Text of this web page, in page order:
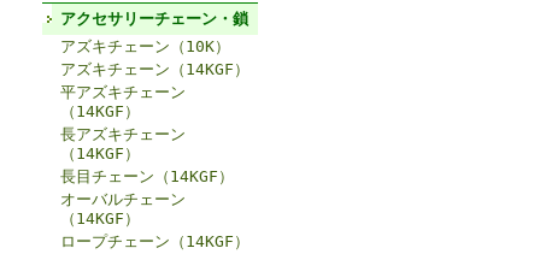
アクセサリーチェーン・鎖
アズキチェーン（10K）
アズキチェーン（14KGF）
平アズキチェーン
（14KGF）
長アズキチェーン
（14KGF）
長目チェーン（14KGF）
オーバルチェーン
（14KGF）
ロープチェーン（14KGF）